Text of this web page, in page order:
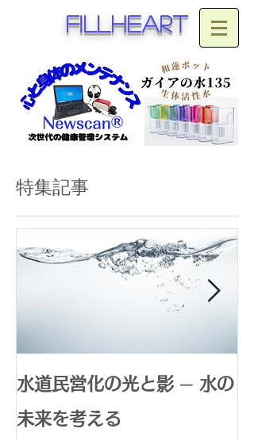
fillheart
特集記事
水道民営化の光と影 ─ 水の
未来を考える